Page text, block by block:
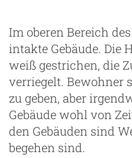
Im oberen Bereich
intakte Gebäude. Die
weiß gestrichen, die
verriegelt. Bewohner
zu geben, aber
Gebäude wohl von
den Gebäuden sind
begehen sind.